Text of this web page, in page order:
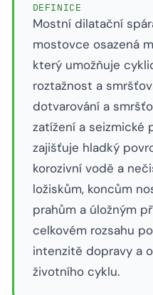
DEFINICE
Mostní dilatační
mostovce osazená
který umožňuje
roztažnost a
dotvarování a
zatížení a seizmické
zajišťuje hladký
korozivní vodě a
ložiskům, koncům
prahům a úložným
celkovém rozsahu
intenzitě dopravy a
životního cyklu.